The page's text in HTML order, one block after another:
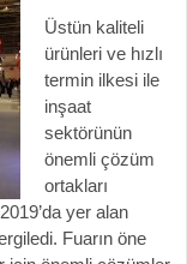
Üstün kaliteli
ürünleri ve hızlı
termin ilkesi ile
inşaat
sektörünün
önemli çözüm
ortakları
yer alan
Fuarın öne